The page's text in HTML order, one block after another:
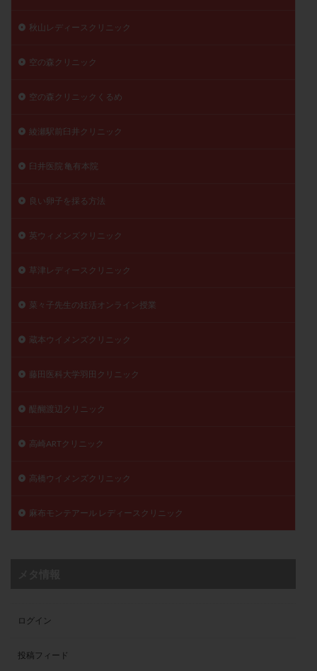
秋山レディースクリニック
空の森クリニック
空の森クリニックくるめ
綾瀬駅前臼井クリニック
臼井医院 亀有本院
良い卵子を採る方法
英ウィメンズクリニック
草津レディースクリニック
菜々子先生の妊活オンライン授業
蔵本ウイメンズクリニック
藤田医科大学羽田クリニック
醍醐渡辺クリニック
高崎ARTクリニック
高橋ウイメンズクリニック
麻布モンテアール レディースクリニック
ログイン
投稿フィード